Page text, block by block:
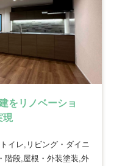
をリノベーショ
現
イレ,リビング・ダイニ
階段,屋根・外装塗装,外